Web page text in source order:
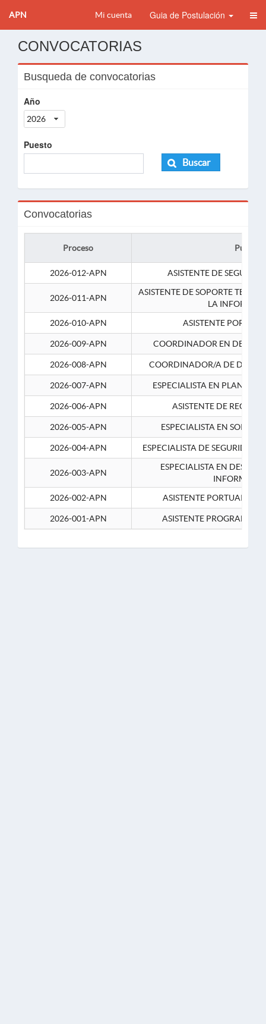
APN Mi cuenta Guia de Postulación
CONVOCATORIAS
Busqueda de convocatorias
Año
2026
Puesto
Buscar
Convocatorias
Proceso Puesto
2026-012-APN ASISTENTE DE
2026-011-APN
ASISTENTE DE SOPORTE
LA
2026-010-APN
ASISTENTE
2026-009-APN COORDINADOR EN
2026-008-APN COORDINADOR/A DE
2026-007-APN ESPECIALISTA EN
2026-006-APN ASISTENTE DE
2026-005-APN ESPECIALISTA EN
2026-004-APN ESPECIALISTA DE SEGURIDAD
2026-003-APN
ESPECIALISTA EN
2026-002-APN
ASISTENTE PORTUARIO 2-
2026-001-APN ASISTENTE